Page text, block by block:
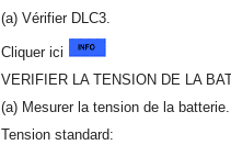
(a) Vérifier DLC3.
Cliquer ici
VERIFIER LA TENSION DE LA
(a) Mesurer la tension de la batterie.
Tension standard: